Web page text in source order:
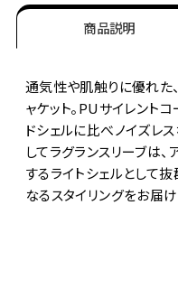
商品説明
通気性や肌触りに優れた
ャケット。PUサイレント
ドシェルに比べノイズレ
してラグランスリーブは
するライトシェルとして
なるスタイリングをお届け